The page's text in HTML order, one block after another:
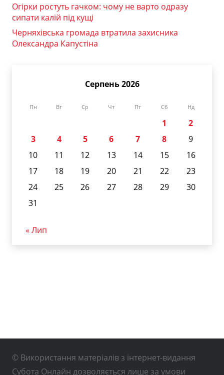
Огірки ростуть гачком: чому не варто одразу
сипати калій під кущі
Черняхівська громада втратила захисника
Олександра Капустіна
Серпень 2026
Пн Вт Ср Чт Пт Сб Нд
1
2
3
4 5 6 7 8
9
10
11 12 13 14 15
16
17
18 19 20 21 22
23
24
25 26 27 28 29
30
31
« Лип
© Використання матеріалів з інтернет-видання
Субота Онлайн дозволяється лише за умови